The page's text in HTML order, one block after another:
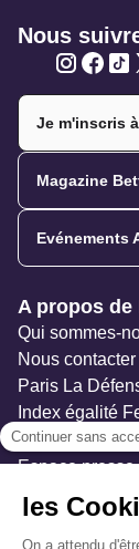
Nous
Je m'inscris
Magazine
Evénements
Navigation
A propos de
Qui sommes-
Nous contacter
Paris La
Index égalité
Ressources
Espace presse
Documentation
Marchés